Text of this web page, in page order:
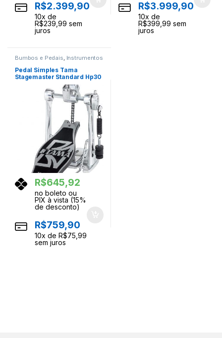
R$2.399,90
10x de
R$239,99 sem
juros
R$3.999,90
10x de
R$399,99 sem
juros
Bumbos e Pedais Instrumentos
Percussao
Pedal Simples Tama
Stagemaster Standard Hp30
R$645,92
no boleto ou
PIX à vista (15%
de desconto)
R$759,90
10x de R$75,99
sem juros